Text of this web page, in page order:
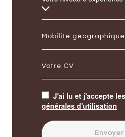
Mobilité géographique
Votre CV
J'ai lu et j'accepte les
générales d'utilisation
Envoyer